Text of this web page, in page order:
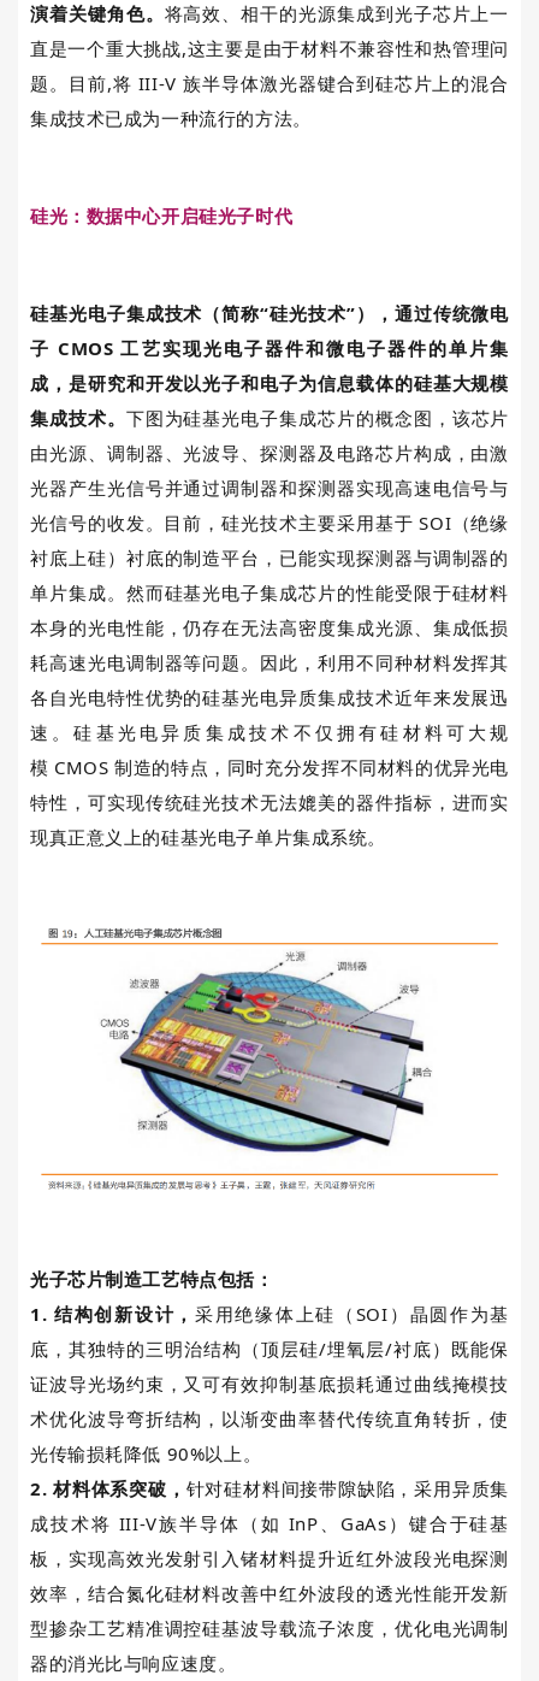
演着关键角色。 将高效、相干的光源集成到光子芯片上一
直是一个重大挑战,这主要是由于材料不兼容性和热管理问
题。目前,将 III-V 族半导体激光器键合到硅芯片上的混合
集成技术已成为一种流行的方法。
硅光：数据中心开启硅光子时代
硅基光电子集成技术（简称“硅光技术”），通过传统微电
子 CMOS工艺实现光电子器件和微电子器件的单片集
成，是研究和开发以光子和电子为信息载体的硅基大规模
集成技术。 下图为硅基光电子集成芯片的概念图，该芯片
由光源、调制器、光波导、探测器及电路芯片构成，由激
光器产生光信号并通过调制器和探测器实现高速电信号与
光信号的收发。目前，硅光技术主要采用基于SOI （绝缘
衬底上硅）衬底的制造平台，已能实现探测器与调制器的
单片集成。然而硅基光电子集成芯片的性能受限于硅材料
本身的光电性能，仍存在无法高密度集成光源、集成低损
耗高速光电调制器等问题。因此，利用不同种材料发挥其
各自光电特性优势的硅基光电异质集成技术近年来发展迅
速。硅基光电异质集成技术不仅拥有硅材料可大规
模 CMOS制造的特点，同时充分发挥不同材料的优异光电
特性，可实现传统硅光技术无法媲美的器件指标，进而实
现真正意义上的硅基光电子单片集成系统。
光子芯片制造工艺特点包括：
1. 结构创新设计 ，采用绝缘体上硅（ SOI ）晶圆作为基
底，其独特的三明治结构（顶层硅/埋氧层/衬底）既能保
证波导光场约束，又可有效抑制基底损耗通过曲线掩模技
术优化波导弯折结构，以渐变曲率替代传统直角转折，使
光传输损耗降低 90%以上。
2.材料体系突破， 针对硅材料间接带隙缺陷，采用异质集
成技术将 III-V族半导体（如 InP 、GaAs ）键合于硅基
板，实现高效光发射引入锗材料提升近红外波段光电探测
效率，结合氮化硅材料改善中红外波段的透光性能开发新
型掺杂工艺精准调控硅基波导载流子浓度，优化电光调制
器的消光比与响应速度。